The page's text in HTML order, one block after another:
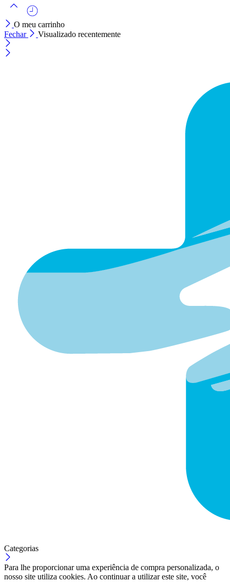
O meu carrinho
Fechar
Visualizado recentemente
Categorias
Para lhe proporcionar uma experiência de compra personalizada, o
nosso site utiliza cookies. Ao continuar a utilizar este site, você